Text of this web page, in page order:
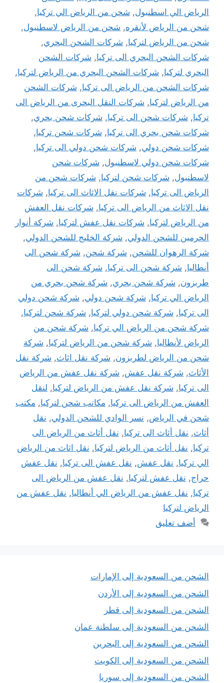
الرياض الي اسطنبول, شحن من الرياض الي تركيا,
شحن من الرياض لأنقره, شحن من الرياض لاسطنبول,
شحن من الرياض لتركيا, شركات الشحن البحري,
شركات الشحن البحري الى تركيا, شركات الشحن
البحري لتركيا, شركات الشحن البحري من الرياض لتركيا,
شركات الشحن من الرياض الى تركيا, شركات الشحن
من الرياض لتركيا, شركات النقل البحرى من الرياض الى
تركيا, شركات شحن الى تركيا, شركات شحن بحري,
شركات شحن بحري الى تركيا, شركات شحن تركيا,
شركات شحن دولي, شركات شحن دولي الى تركيا,
شركات شحن دولي لاسطنبول, شركات شحن
لاسطنبول, شركات شحن لتركيا, شركات شحن من
الرياض الى تركيا, شركات نقل الاثاث الى تركيا, شركات
نقل الاثاث من الرياض الى تركيا, شركات نقل العفش
من الرياض لتركيا, شركات نقل عفش لتركيا, شركة أنوار
الحرمين للشحن الدولي, شركة الخليج للشحن الدولي,
شركة الرهوان للشحن, شركة شحن, شركة شحن الى
أنطاليا, شركة شحن الى تركيا, شركة شحن الى
طربزون, شركة شحن بحري, شركة شحن بحري من
الرياض الي تركيا, شركة شحن دولي, شركة شحن دولي
الى تركيا, شركة شحن دولي لتركيا, شركة شحن لتركيا,
شركة شحن من الرياض الي تركيا, شركة شحن من
الرياض لأنطاليا, شركة شحن من الرياض لتركيا, شركة
شحن من الرياض لطربزون, شركة نقل اثاث, شركة نقل
الأثاث, شركة نقل عفش, شركة نقل عفش من الرياض
الى تركيا, شركة نقل عفش من الرياض لتركيا, لنقل
العفش من الرياض الى تركيا, مكاتب شحن لتركيا, مكتب
شحن في الرياض, نسر الوادي للشحن الدولي, نقل
أثاث, نقل أثاث الى تركيا, نقل أثاث من الرياض الى
تركيا, نقل أثاث من الرياض لتركيا, نقل اثاث من الرياض
الي تركيا, نقل عفش, نقل عفش الى تركيا, نقل عفش
حراج, نقل عفش لتركيا, نقل عفش من الرياض الى
تركيا, نقل عفش من الرياض الي أنطاليا, نقل عفش من
الرياض لتركيا
أضف تعليق
الشحن من السعودية إلى الإمارات
الشحن من السعودية إلى الأردن
الشحن من السعودية إلى قطر
الشحن من السعودية إلى سلطنة عمان
الشحن من السعودية إلى البحرين
الشحن من السعودية إلى الكويت
الشحن من السعودية إلى سوريا